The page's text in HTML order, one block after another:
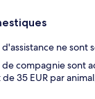
d'assistance ne sont
de compagnie sont
35 EUR par